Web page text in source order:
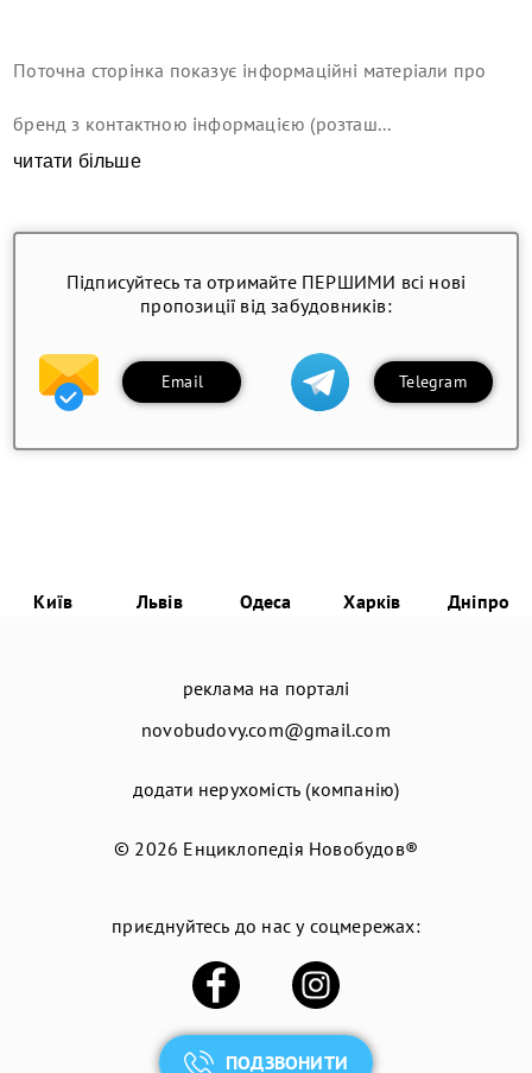
Поточна сторінка показує інформаційні матеріали про
бренд з контактною інформацією (розташ...
читати більше
ПОДЗВОНИТИ
Підписуйтесь та отримайте ПЕРШИМИ всі нові
пропозиції від забудовників:
Email Telegram
Київ Львів Одеса Харків Дніпро
реклама на порталі
novobudovy.com@gmail.com
додати нерухомість (компанію)
© 2026 Енциклопедія Новобудов®
приєднуйтесь до нас у соцмережах: